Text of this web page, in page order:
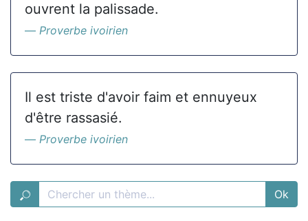
ouvrent la palissade.
Proverbe ivoirien
Il est triste d'avoir faim et ennuyeux
d'être rassasié.
Proverbe ivoirien
Ok